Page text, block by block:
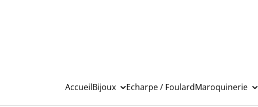
AccueilBijoux Echarpe / FoulardMaroquinerie